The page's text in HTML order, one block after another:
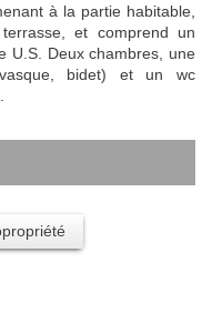
à la partie habitable,
et comprend un
U.S. Deux chambres, une
bidet) et un wc